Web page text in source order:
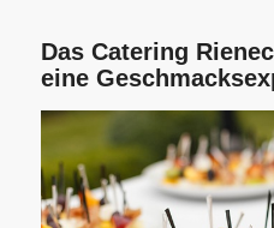
Das Catering
eine